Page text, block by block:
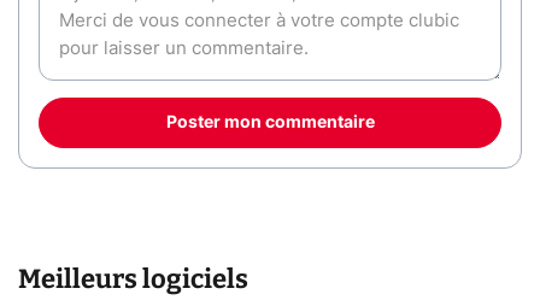
Poster mon commentaire
Meilleurs logiciels